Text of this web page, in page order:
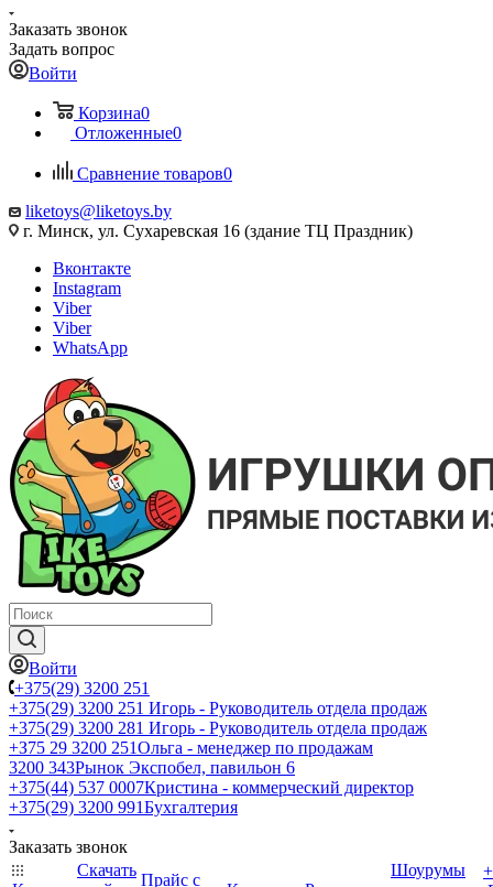
Заказать звонок
Задать вопрос
Войти
Корзина0
Отложенные0
Сравнение товаров0
liketoys@liketoys.by
г. Минск, ул. Сухаревская 16 (здание ТЦ Праздник)
Вконтакте
Instagram
Viber
Viber
WhatsApp
Войти
+375(29) 3200 251
+375(29) 3200 251 Игорь - Руководитель отдела продаж
+375(29) 3200 281 Игорь - Руководитель отдела продаж
+З75 29 3200 251Ольга - менеджер по продажам
3200 343Рынок Экспобел, павильон 6
+375(44) 537 0007Кристина - коммерческий директор
+375(29) 3200 991Бухгалтерия
Заказать звонок
Скачать
Прайс с
Шоурумы
+